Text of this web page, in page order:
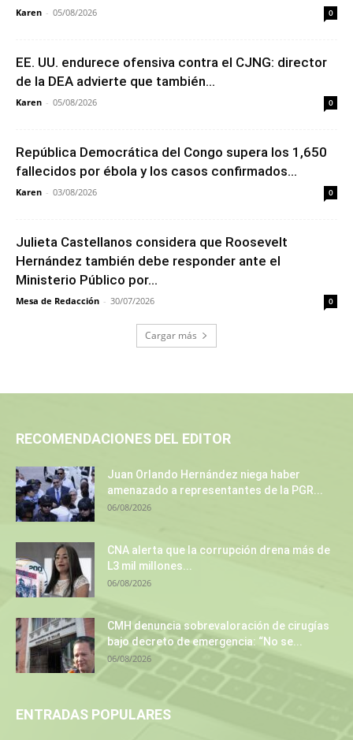
Karen - 05/08/2026 0
EE. UU. endurece ofensiva contra el CJNG: director
de la DEA advierte que también...
Karen - 05/08/2026 0
República Democrática del Congo supera los 1,650
fallecidos por ébola y los casos confirmados...
Karen - 03/08/2026 0
Julieta Castellanos considera que Roosevelt
Hernández también debe responder ante el
Ministerio Público por...
Mesa de Redacción - 30/07/2026 0
Cargar más
RECOMENDACIONES DEL EDITOR
Juan Orlando Hernández niega haber
amenazado a representantes de la PGR...
06/08/2026
CNA alerta que la corrupción drena más de
L3 mil millones...
06/08/2026
CMH denuncia sobrevaloración de cirugías
bajo decreto de emergencia: “No se...
06/08/2026
ENTRADAS POPULARES